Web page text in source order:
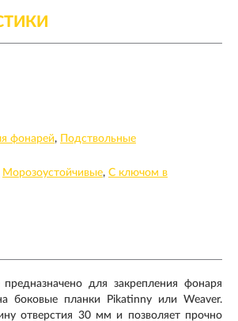
фонарей
Подствольные
Морозоустойчивые С ключом в
для закрепления фонаря
боковые планки Pikatinny или Weaver.
отверстия 30 мм и позволяет прочно